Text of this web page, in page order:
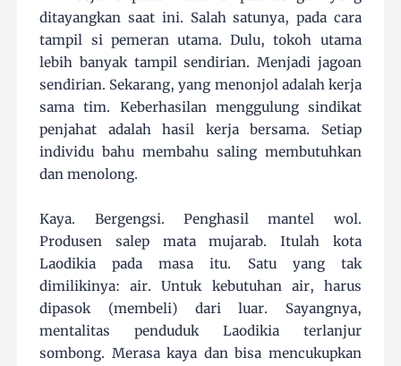
ditayangkan saat ini. Salah satunya, pada cara
tampil si pemeran utama. Dulu, tokoh utama
lebih banyak tampil sendirian. Menjadi jagoan
sendirian. Sekarang, yang menonjol adalah kerja
sama tim. Keberhasilan menggulung sindikat
penjahat adalah hasil kerja bersama. Setiap
individu bahu membahu saling membutuhkan
dan menolong.
Kaya. Bergengsi. Penghasil mantel wol.
Produsen salep mata mujarab. Itulah kota
Laodikia pada masa itu. Satu yang tak
dimilikinya: air. Untuk kebutuhan air, harus
dipasok (membeli) dari luar. Sayangnya,
mentalitas penduduk Laodikia terlanjur
sombong. Merasa kaya dan bisa mencukupkan